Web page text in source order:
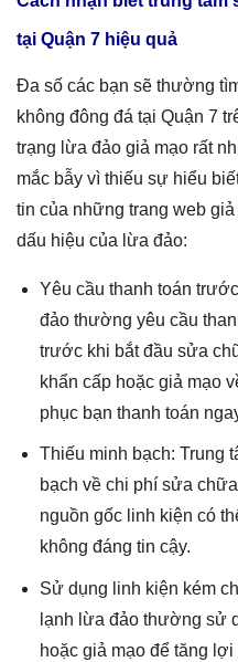
tại Quận 7 hiệu quả
Đa số các bạn sẽ thường
không đông đá tại Quận 7
trạng lừa đảo giả mạo rất
mắc bẫy vì thiếu sự hiểu
tin của những trang web
dấu hiệu của lừa đảo:
Yêu cầu thanh toán
đảo thường yêu cầu
trước khi bắt đầu sửa
khẩn cấp hoặc giả mạo
phục bạn thanh toán
Thiếu minh bạch: Trung
bạch về chi phí sửa
nguồn gốc linh kiện có
không đáng tin cậy.
Sử dụng linh kiện kém
lạnh lừa đảo thường sử
hoặc giả mạo để tăng